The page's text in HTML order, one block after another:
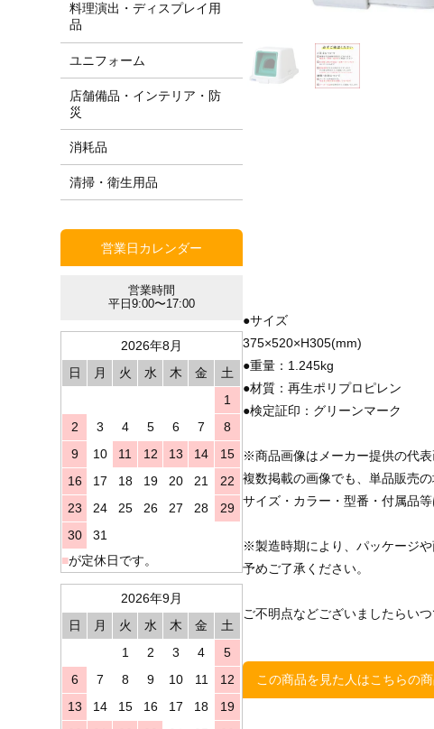
料理演出・ディスプレイ用
品
ユニフォーム
店舗備品・インテリア・防
災
消耗品
清掃・衛生用品
営業日カレンダー
営業時間
平日9:00〜17:00
2026年8月
日
月 火 水 木 金
土
1
2
3 4 5 6 7
8
9
10 11 12 13 14
15
16
17 18 19 20 21
22
23
24 25 26 27 28
29
30
31
■が定休日です。
2026年9月
日
月 火 水 木 金
土
1
2 3 4
5
6
7 8 9 10 11
12
13
14 15 16 17 18
19
●サイズ
375×520×H305(mm)
●重量：1.245kg
●材質：再生ポリプロピレン
●検定証印：グリーンマーク
※商品画像はメーカー提供の代表
複数掲載の画像でも、単品販売の
サイズ・カラー・型番・付属品
※製造時期により、パッケージや
予めご了承ください。
ご不明点などございましたらい
この商品を見た人はこちらの